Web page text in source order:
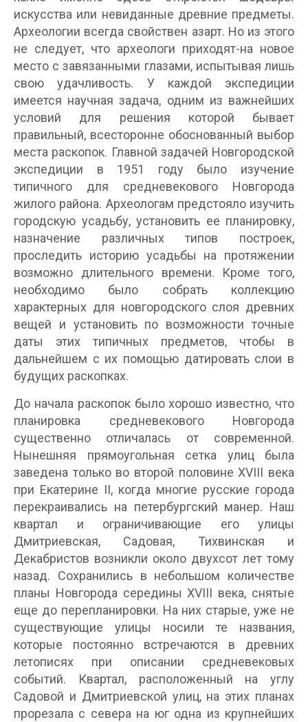
искусства или невиданные древние предметы.
Археологии всегда свойствен азарт. Но из этого
не следует, что археологи приходят-на новое
место с завязанными глазами, испытывая лишь
свою удачливость. У каждой экспедиции
имеется научная задача, одним из важнейших
условий для решения которой бывает
правильный, всесторонне обоснованный выбор
места раскопок. Главной задачей Новгородской
экспедиции в 1951 году было изучение
типичного для средневекового Новгорода
жилого района. Археологам предстояло изучить
городскую усадьбу, установить ее планировку,
назначение различных типов построек,
проследить историю усадьбы на протяжении
возможно длительного времени. Кроме того,
необходимо было собрать коллекцию
характерных для новгородского слоя древних
вещей и установить по возможности точные
даты этих типичных предметов, чтобы в
дальнейшем с их помощью датировать слои в
будущих раскопках.
До начала раскопок было хорошо известно, что
планировка средневекового Новгорода
существенно отличалась от современной.
Нынешняя прямоугольная сетка улиц была
заведена только во второй половине XVIII века
при Екатерине II, когда многие русские города
перекраивались на петербургский манер. Наш
квартал и ограничивающие его улицы
Дмитриевская, Садовая, Тихвинская и
Декабристов возникли около двухсот лет тому
назад. Сохранились в небольшом количестве
планы Новгорода середины XVIII века, снятые
еще до перепланировки. На них старые, уже не
существующие улицы носили те названия,
которые постоянно встречаются в древних
летописях при описании средневековых
событий. Квартал, расположенный на углу
Садовой и Дмитриевской улиц, на этих планах
прорезала с севера на юг одна из крупнейших